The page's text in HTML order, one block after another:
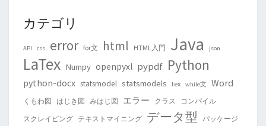
カテゴリ
API css error for文 html HTML入門 Java json
LaTex Numpy openpyxl pypdf Python
python-docx statsmodel statsmodels tex while文 Word
くもわ図 はじき図 みはじ図 エラー クラス
コンパイル
スクレイピング テキストマイニング データ型 パッケージ